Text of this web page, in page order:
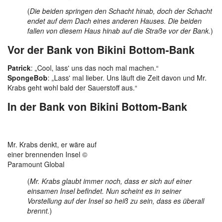
(Die beiden springen den Schacht hinab, doch der Schacht
endet auf dem Dach eines anderen Hauses. Die beiden
fallen von diesem Haus hinab auf die Straße vor der Bank.)
Vor der Bank von Bikini Bottom-Bank
Patrick: „Cool, lass' uns das noch mal machen.“
SpongeBob: „Lass' mal lieber. Uns läuft die Zeit davon und Mr.
Krabs geht wohl bald der Sauerstoff aus.“
In der Bank von Bikini Bottom-Bank
Mr. Krabs denkt, er wäre auf
einer brennenden Insel ©
Paramount Global
(Mr. Krabs glaubt immer noch, dass er sich auf einer
einsamen Insel befindet. Nun scheint es in seiner
Vorstellung auf der Insel so heiß zu sein, dass es überall
brennt.)